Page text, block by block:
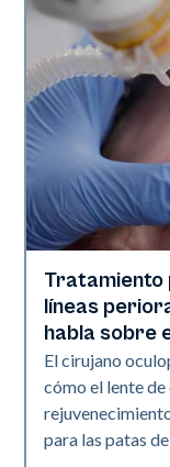
Tecnología
Tratamiento
líneas
habla sobre
El cirujano
cómo el lente
para las patas